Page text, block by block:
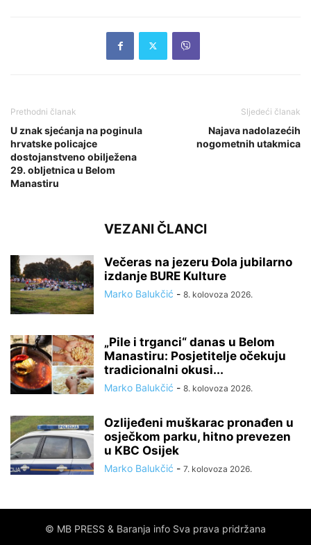
Prethodni članak
U znak sjećanja na poginula
hrvatske policajce
dostojanstveno obilježena
29. obljetnica u Belom
Manastiru
Sljedeći članak
Najava nadolazećih
nogometnih utakmica
VEZANI ČLANCI
Večeras na jezeru Đola jubilarno
izdanje BURE Kulture
Marko Balukčić - 8. kolovoza 2026.
„Pile i trganci“ danas u Belom
Manastiru: Posjetitelje očekuju
tradicionalni okusi...
Marko Balukčić - 8. kolovoza 2026.
Ozlijeđeni muškarac pronađen u
osječkom parku, hitno prevezen
u KBC Osijek
Marko Balukčić - 7. kolovoza 2026.
© MB PRESS & Baranja info Sva prava pridržana